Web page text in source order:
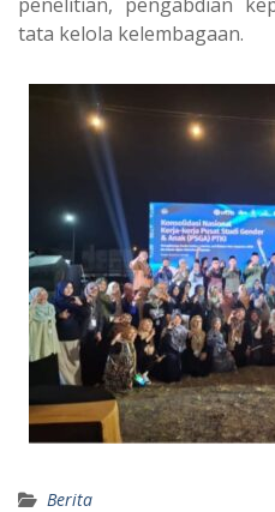
tata kelola kelembagaan.
Berita